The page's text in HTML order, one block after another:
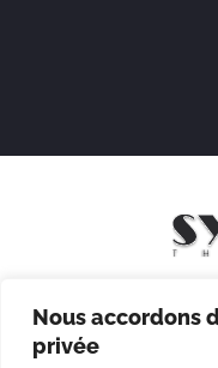
Nous accordons
privée